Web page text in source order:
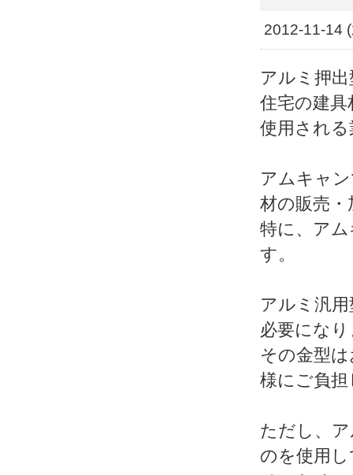
2012-11-14
アルミ押
住宅の建
使用され
アムキャ
材の販売
特に、ア
す。
アルミ汎
必要にな
その金型
様にご負
ただし、
のを使用